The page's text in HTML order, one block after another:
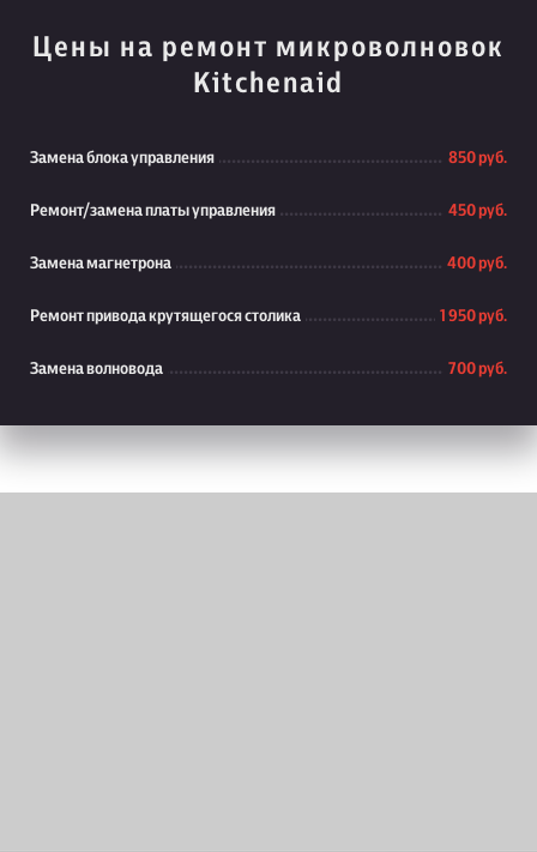
Цены на ремонт микроволновок
Kitchenaid
Замена блока управления 850 руб.
Ремонт/замена платы управления 450 руб.
Замена магнетрона 400 руб.
Ремонт привода крутящегося столика 1 950 руб.
Замена волновода 700 руб.